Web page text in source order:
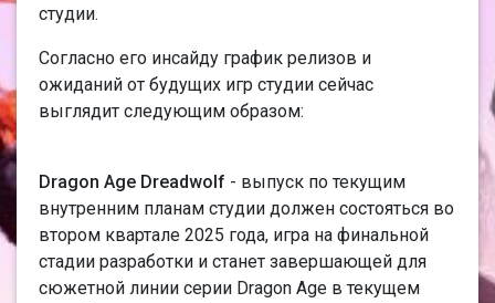
студии.
Согласно его инсайду график релизов и
ожиданий от будущих игр студии сейчас
выглядит следующим образом:
Dragon Age Dreadwolf - выпуск по текущим
внутренним планам студии должен состояться во
втором квартале 2025 года, игра на финальной
стадии разработки и станет завершающей для
сюжетной линии серии Dragon Age в текущем